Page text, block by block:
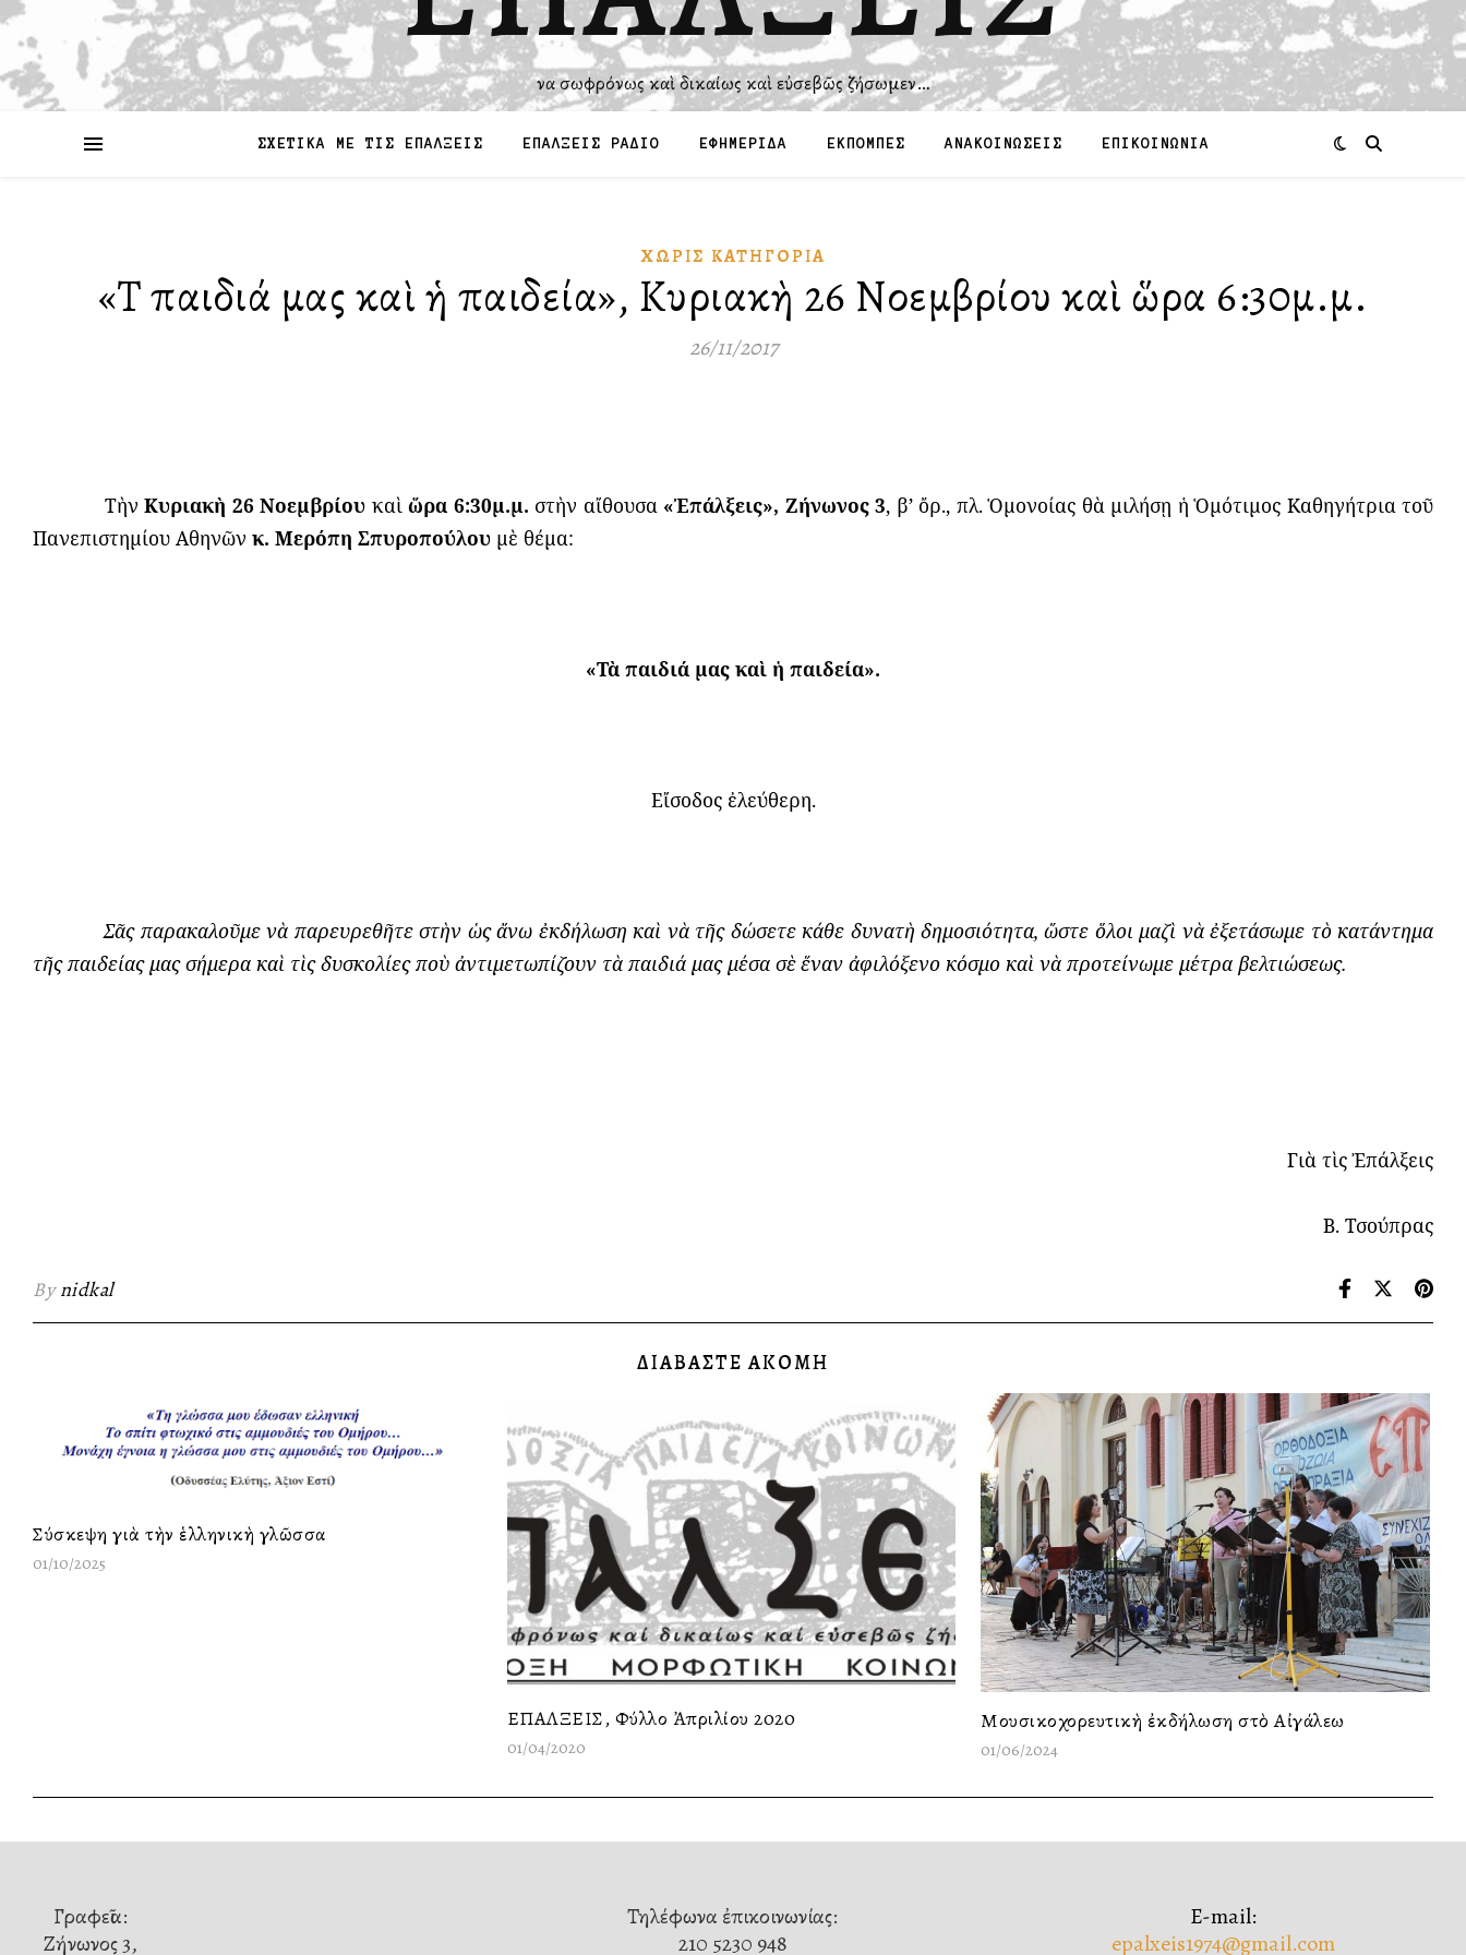
Ἵνα σωφρόνως καὶ δικαίως καὶ εὐσεβῶς ζήσωμεν…
ΣΧΕΤΙΚΑ ΜΕ ΤΙΣ ΕΠΑΛΞΕΙΣ ΕΠΑΛΞΕΙΣ ΡΑΔΙΟ ΕΦΗΜΕΡΙΔΑ ΕΚΠΟΜΠΕΣ ΑΝΑΚΟΙΝΩΣΕΙΣ ΕΠΙΚΟΙΝΩΝΙΑ
ΧΩΡΊΣ ΚΑΤΗΓΟΡΊΑ
«Τὰ παιδιά μας καὶ ἡ παιδεία», Κυριακὴ 26 Νοεμβρίου καὶ ὥρα 6:30μ.μ.
26/11/2017
ΤὴνΚυριακὴ 26 Νοεμβρίου καὶὥρα 6:30μ.μ. στὴν αἴθουσα «Ἐπάλξεις», Ζήνωνος 3, β’ ὄρ., πλ. Ὁμονοίας θὰ μιλήσῃ ἡ Ὁμότιμος Καθηγήτρια τοῦ
Πανεπιστημίου Αθηνῶν κ. Μερόπη Σπυροπούλου μὲ θέμα:
«Τὰ παιδιά μας καὶ ἡ παιδεία».
Εἴσοδος ἐλεύθερη.
Σᾶς παρακαλοῦμε νὰ παρευρεθῆτε στὴν ὡςἄνω ἐκδήλωση καὶ νὰτῆς δώσετε κάθε δυνατὴ δημοσιότητα, ὥστε ὅλοι μαζὶ νὰ ἐξετάσωμε τὸ κατάντημα
τῆς παιδείας μας σήμερα καὶ τὶς δυσκολίες ποὺ ἀντιμετωπίζουν τὰ παιδιά μας μέσα σὲ ἕναν ἀφιλόξενο κόσμο καὶ νὰ προτείνωμε μέτρα βελτιώσεως.
Γιὰ τὶς Ἐπάλξεις
Β. Τσούπρας
Bynidkal
ΔΙΑΒΑΣΤΕ ΑΚΟΜΗ
Σύσκεψη γιὰ τὴν ἑλληνικὴ γλῶσσα
01/10/2025
ΕΠΑΛΞΕΙΣ, Φύλλο Ἀπριλίου 2020
01/04/2020
Μουσικοχορευτικὴ ἐκδήλωση στὸ Αἰγάλεω
01/06/2024
Γραφεῖα:
Ζήνωνος 3,
Τηλέφωνα ἐπικοινωνίας:
210 5230 948
E-mail:
epalxeis1974@gmail.com